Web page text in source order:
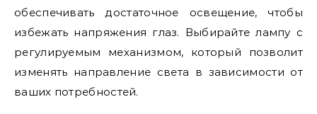
обеспечивать достаточное освещение, чтобы
избежать напряжения глаз. Выбирайте лампу с
регулируемым механизмом, который позволит
изменять направление света в зависимости от
ваших потребностей.